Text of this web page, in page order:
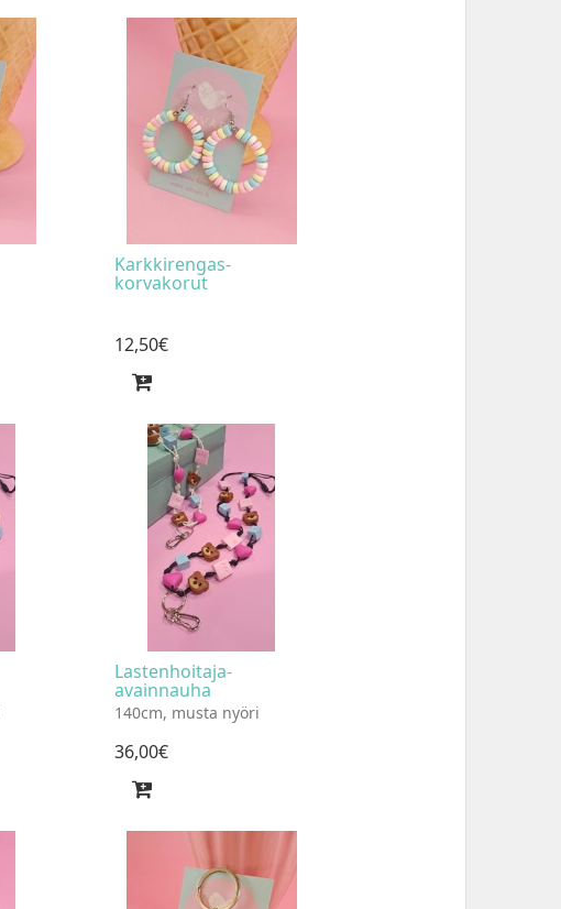
Karkkirengas-
korvakorut
12,50€
Lastenhoitaja-
avainnauha
140cm, musta nyöri
36,00€